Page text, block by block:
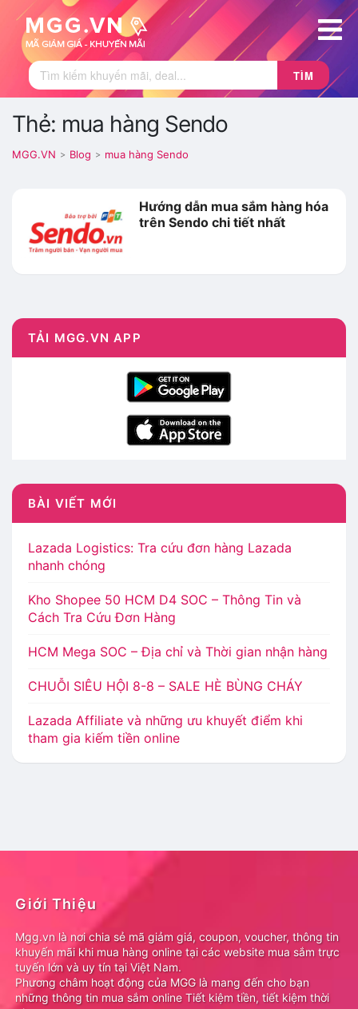
TÌM
Thẻ: mua hàng Sendo
MGG.VN > Blog > mua hàng Sendo
Hướng dẫn mua sắm hàng hóa
trên Sendo chi tiết nhất
TẢI MGG.VN APP
BÀI VIẾT MỚI
Lazada Logistics: Tra cứu đơn hàng Lazada
nhanh chóng
Kho Shopee 50 HCM D4 SOC – Thông Tin và
Cách Tra Cứu Đơn Hàng
HCM Mega SOC – Địa chỉ và Thời gian nhận hàng
CHUỖI SIÊU HỘI 8-8 – SALE HÈ BÙNG CHÁY
Lazada Affiliate và những ưu khuyết điểm khi
tham gia kiếm tiền online
Giới Thiệu
Mgg.vn là nơi chia sẻ mã giảm giá, coupon, voucher, thông tin
khuyến mãi khi mua hàng online tại các website mua sắm trực
tuyến lớn và uy tín tại Việt Nam.
Phương châm hoạt động của MGG là mang đến cho bạn
những thông tin mua sắm online Tiết kiệm tiền, tiết kiệm thời